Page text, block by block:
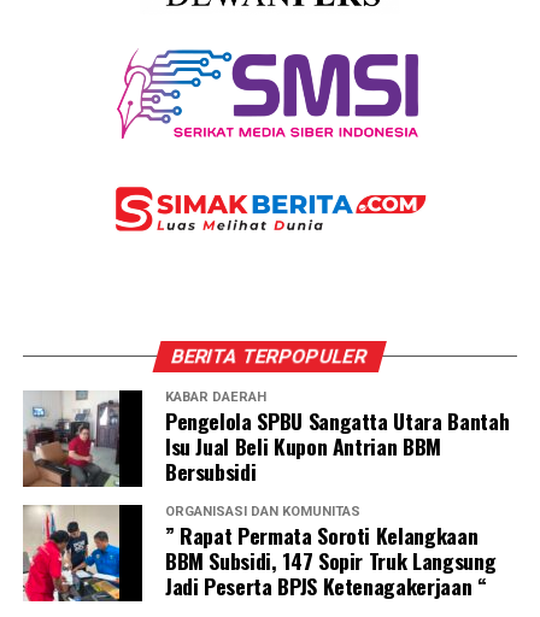
BERITA TERPOPULER
KABAR DAERAH
Pengelola SPBU Sangatta Utara Bantah
Isu Jual Beli Kupon Antrian BBM
Bersubsidi
ORGANISASI DAN KOMUNITAS
” Rapat Permata Soroti Kelangkaan
BBM Subsidi, 147 Sopir Truk Langsung
Jadi Peserta BPJS Ketenagakerjaan “